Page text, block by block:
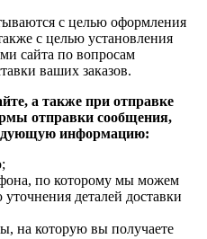
с целью оформления
с целью установления
сайта по вопросам
ваших заказов.
а также при отправке
отправки сообщения,
информацию:
по которому мы можем
деталей доставки
на которую вы получаете